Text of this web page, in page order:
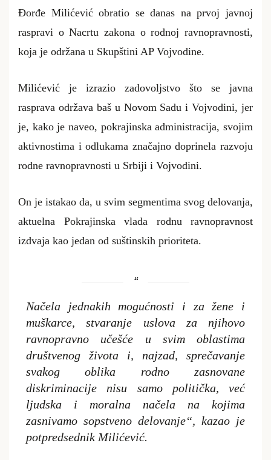
Đorđe Milićević obratio se danas na prvoj javnoj
raspravi o Nacrtu zakona o rodnoj ravnopravnosti,
koja je održana u Skupštini AP Vojvodine.
Milićević je izrazio zadovoljstvo što se javna
rasprava održava baš u Novom Sadu i Vojvodini, jer
je, kako je naveo, pokrajinska administracija, svojim
aktivnostima i odlukama značajno doprinela razvoju
rodne ravnopravnosti u Srbiji i Vojvodini.
On je istakao da, u svim segmentima svog delovanja,
aktuelna Pokrajinska vlada rodnu ravnopravnost
izdvaja kao jedan od suštinskih prioriteta.
Načela jednakih mogućnosti i za žene i
muškarce, stvaranje uslova za njihovo
ravnopravno učešće u svim oblastima
društvenog života i, najzad, sprečavanje
svakog oblika rodno zasnovane
diskriminacije nisu samo politička, već
ljudska i moralna načela na kojima
zasnivamo sopstveno delovanje“, kazao je
potpredsednik Milićević.